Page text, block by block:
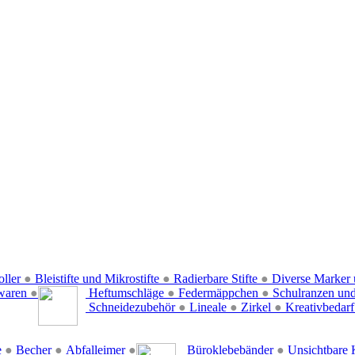
● Bleistifte und Mikrostifte ● Radierbare Stifte ● Diverse
● Heftumschläge ● Federmäppchen ● Schulranzen
Schneidezubehör ● Lineale ● Zirkel ●
● Becher ● Abfalleimer ● Büroklebebänder ● Unsichtbare